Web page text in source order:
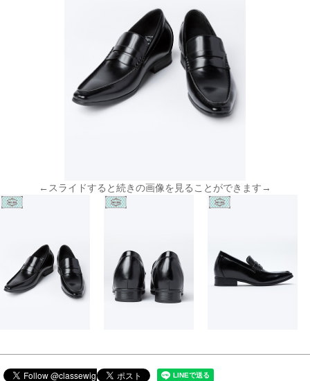
←スライドすると続きの画像を見ることができます→